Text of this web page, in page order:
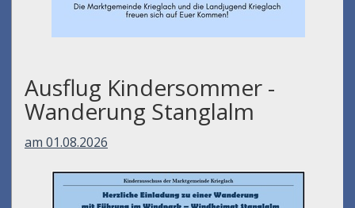
Ausflug Kindersommer -
Wanderung Stanglalm
am 01.08.2026